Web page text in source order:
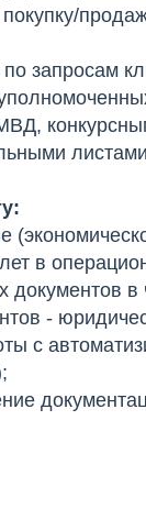
запросам
в
документов
-
с